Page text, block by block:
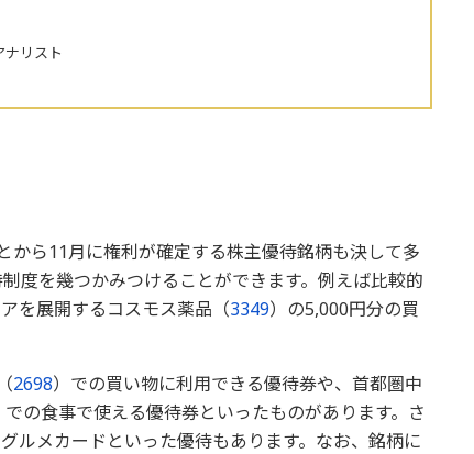
リスト
ら11月に権利が確定する株主優待銘柄も決して多
度を幾つかみつけることができます。例えば比較的
を展開するコスモス薬品（3349）の5,000円分の買
2698）での買い物に利用できる優待券や、首都圏中
での食事で使える優待券といったものがあります。さ
ルメカードといった優待もあります。なお、銘柄に